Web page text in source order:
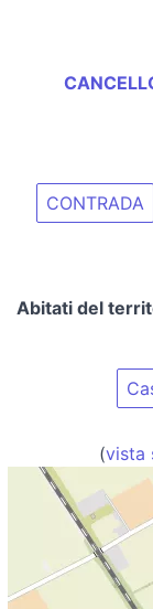
CONTRADA
Abitati del
(vista